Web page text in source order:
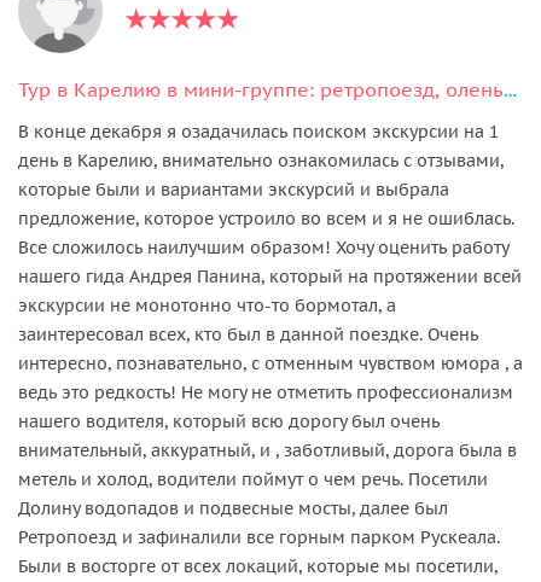
Тур в Карелию в мини-группе: ретропоезд, оленья ферма и Рускеала!
В конце декабря я озадачилась поиском экскурсии на 1
день в Карелию, внимательно ознакомилась с отзывами,
которые были и вариантами экскурсий и выбрала
предложение, которое устроило во всем и я не ошиблась.
Все сложилось наилучшим образом! Хочу оценить работу
нашего гида Андрея Панина, который на протяжении всей
экскурсии не монотонно что-то бормотал, а
заинтересовал всех, кто был в данной поездке. Очень
интересно, познавательно, с отменным чувством юмора , а
ведь это редкость! Не могу не отметить профессионализм
нашего водителя, который всю дорогу был очень
внимательный, аккуратный, и , заботливый, дорога была в
метель и холод, водители поймут о чем речь. Посетили
Долину водопадов и подвесные мосты, далее был
Ретропоезд и зафиналили все горным парком Рускеала.
Были в восторге от всех локаций, которые мы посетили,